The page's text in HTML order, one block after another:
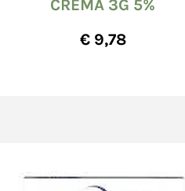
CREMA 3G 5%
€ 9,78